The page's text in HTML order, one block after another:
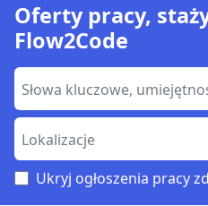
Oferty pracy,
Flow2Code
Ukryj ogłoszenia pracy